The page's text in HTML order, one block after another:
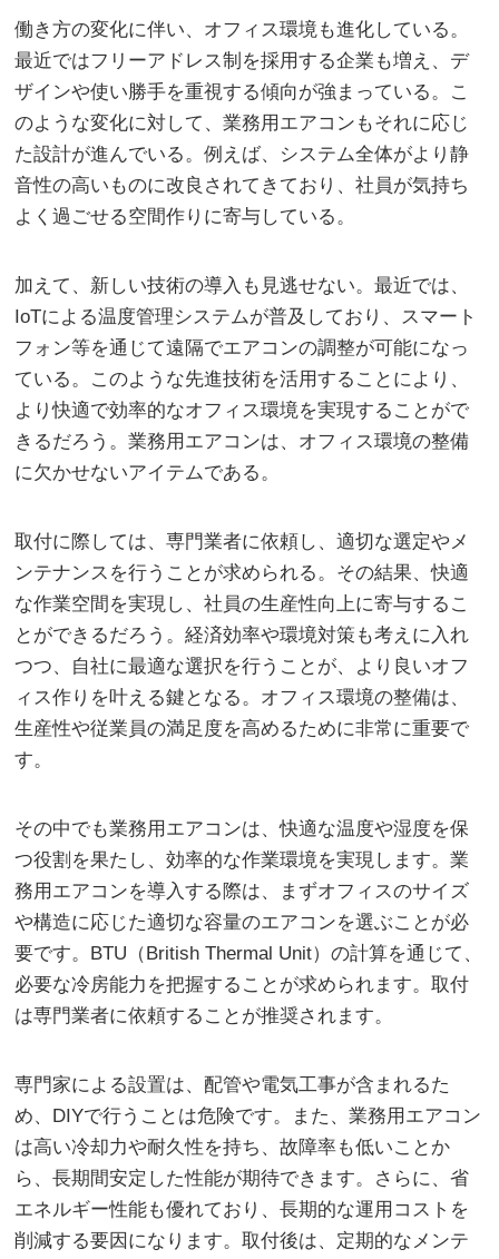
働き方の変化に伴い、オフィス環境も進化している。
最近ではフリーアドレス制を採用する企業も増え、デ
ザインや使い勝手を重視する傾向が強まっている。こ
のような変化に対して、業務用エアコンもそれに応じ
た設計が進んでいる。例えば、システム全体がより静
音性の高いものに改良されてきており、社員が気持ち
よく過ごせる空間作りに寄与している。
加えて、新しい技術の導入も見逃せない。最近では、
IoTによる温度管理システムが普及しており、スマート
フォン等を通じて遠隔でエアコンの調整が可能になっ
ている。このような先進技術を活用することにより、
より快適で効率的なオフィス環境を実現することがで
きるだろう。業務用エアコンは、オフィス環境の整備
に欠かせないアイテムである。
取付に際しては、専門業者に依頼し、適切な選定やメ
ンテナンスを行うことが求められる。その結果、快適
な作業空間を実現し、社員の生産性向上に寄与するこ
とができるだろう。経済効率や環境対策も考えに入れ
つつ、自社に最適な選択を行うことが、より良いオフ
ィス作りを叶える鍵となる。オフィス環境の整備は、
生産性や従業員の満足度を高めるために非常に重要で
す。
その中でも業務用エアコンは、快適な温度や湿度を保
つ役割を果たし、効率的な作業環境を実現します。業
務用エアコンを導入する際は、まずオフィスのサイズ
や構造に応じた適切な容量のエアコンを選ぶことが必
要です。BTU（British Thermal Unit）の計算を通じて、
必要な冷房能力を把握することが求められます。取付
は専門業者に依頼することが推奨されます。
専門家による設置は、配管や電気工事が含まれるた
め、DIYで行うことは危険です。また、業務用エアコン
は高い冷却力や耐久性を持ち、故障率も低いことか
ら、長期間安定した性能が期待できます。さらに、省
エネルギー性能も優れており、長期的な運用コストを
削減する要因になります。取付後は、定期的なメンテ